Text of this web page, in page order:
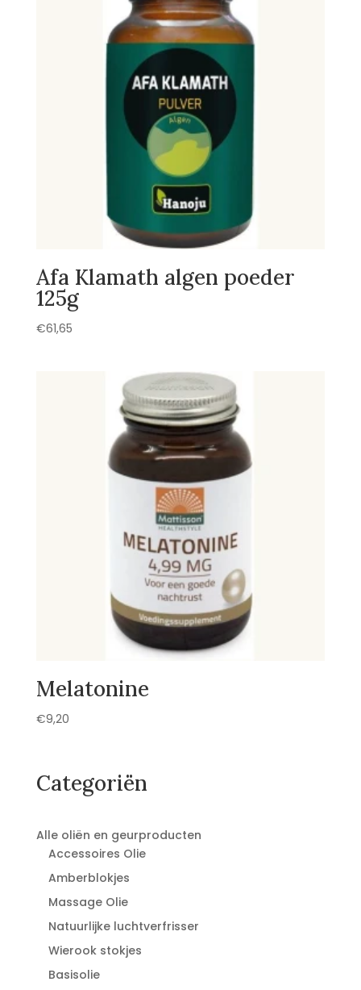
Afa Klamath algen poeder
125g
€61,65
Melatonine
€9,20
Categoriën
Alle oliën en geurproducten
Accessoires Olie
Amberblokjes
Massage Olie
Natuurlijke luchtverfrisser
Wierook stokjes
Basisolie